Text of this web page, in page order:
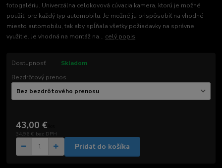
fotogalériu. Univerzálna celokovová cúvacia kamera, ktorú je možné
použiť pre každý typ automobilu. Je možné ju prispôsobiť na vhodné
miesto automobilu, tak aby spĺňala všetky požiadavky na správne
využitie. Je vhodná na montáž na... celý popis
Dostupnosť
Skladom
Bezdrôtový prenos
43,00 €
34,96 € bez DPH
Pridať do košíka